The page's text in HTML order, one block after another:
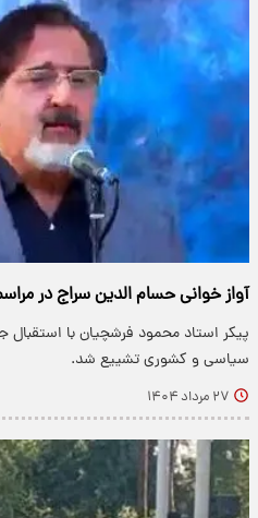
آواز خوانی حسام الدین سراج در
پیکر استاد محمود فرشچیان با
سیاسی و کشوری تشییع شد.
۲۷ مرداد ۱۴۰۴